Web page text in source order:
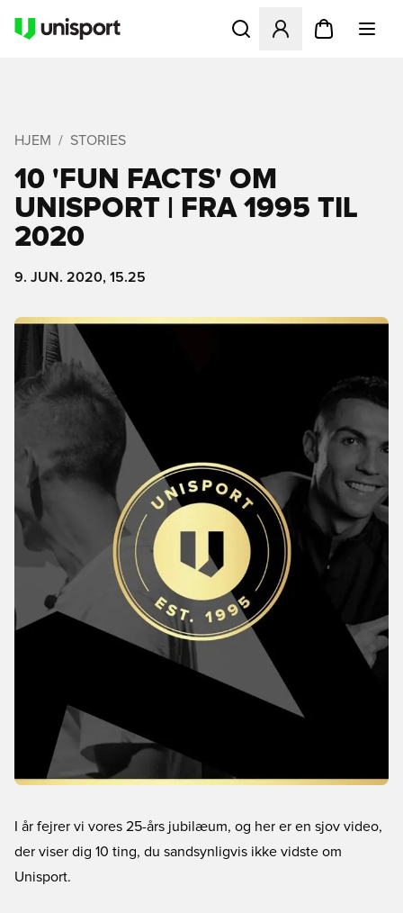
Åbner en Modal til at
HJEM STORIES
10 'FUN FACTS' OM
UNISPORT | FRA 1995 TIL
2020
9. JUN. 2020, 15.25
I år fejrer vi vores 25-års jubilæum, og her er en sjov video,
der viser dig 10 ting, du sandsynligvis ikke vidste om
Unisport.